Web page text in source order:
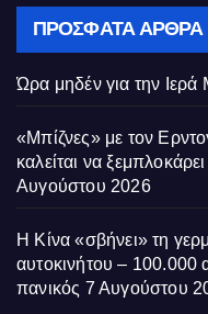
ΠΡΌΣΦΑΤΑ ΆΡΘΡΑ
Ώρα μηδέν για την Ιερά
«Μπίζνες» με τον
καλείται να
Αυγούστου 2026
Η Κίνα «σβήνει» τη
αυτοκινήτου – 100.000
πανικός 7 Αυγούστου